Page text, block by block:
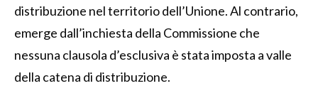
distribuzione nel territorio dell’Unione. Al contrario,
emerge dall’inchiesta della Commissione che
nessuna clausola d’esclusiva è stata imposta a valle
della catena di distribuzione.